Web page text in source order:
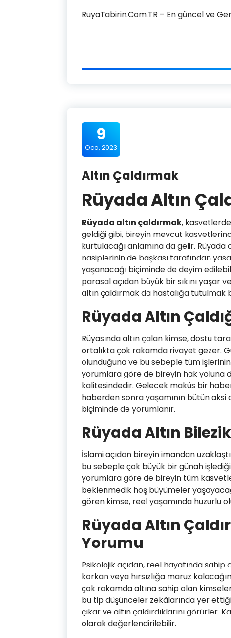
RuyaTabirin.Com.TR – En güncel ve
9
Oca, 2023
Altın Çaldırmak
Rüyada Altın
Rüyada altın çaldırmak,
geldiği gibi, bireyin mevcut
kurtulacağı anlamına da gelir. Rüyada
nasiplerinin de başkası tarafından
yaşanacağı biçiminde de deyim
parasal açıdan büyük bir sıkını yaşar
altın çaldırmak da hastalığa tutulmak
Rüyada Altın
Rüyasında altın çalan kimse, dostu
ortalıkta çok rakamda rivayet gezer.
olunduğuna ve bu sebeple tüm
yorumlara göre de bireyin hak yoluna
kalitesindedir. Gelecek makûs bir
haberden sonra yaşamının bütün
biçiminde de yorumlanır.
Rüyada Altın
İslami açıdan bireyin imandan
bu sebeple çok büyük bir günah
yorumlara göre de bireyin tüm
beklenmedik hoş büyümeler
gören kimse, reel yaşamında huzurlu
Rüyada Altın
Yorumu
Psikolojik açıdan, reel hayatında
korkan veya hırsızlığa maruz
çok rakamda altına sahip olan
bu tip düşünceler zekâlarında yer
çıkar ve altın çaldırdıklarını görürler.
olarak değerlendirilebilir.